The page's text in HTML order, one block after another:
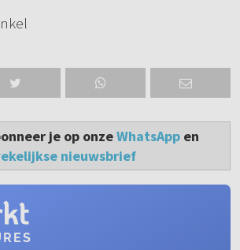
je op onzeWhatsAppen
nieuwsbrief